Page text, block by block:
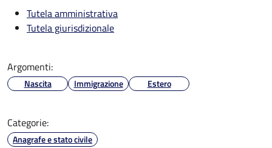
Tutela amministrativa
Tutela giurisdizionale
Argomenti:
Nascita Immigrazione Estero
Categorie:
Anagrafe e stato civile